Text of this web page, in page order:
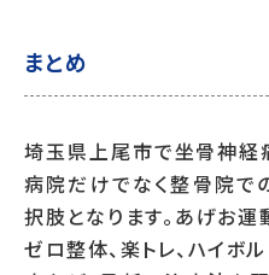
まとめ
埼玉県上尾市で坐骨神経
病院だけでなく整骨院
択肢となります。あげお運
ゼロ整体、楽トレ、ハイボ